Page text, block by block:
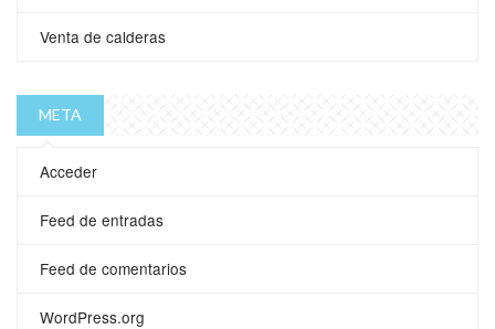
Venta de calderas
META
Acceder
Feed de entradas
Feed de comentarios
WordPress.org